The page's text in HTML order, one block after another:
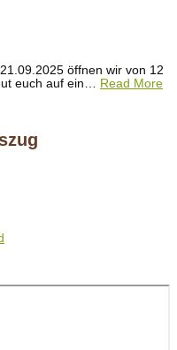
öffnen wir von 12
euch auf ein
Read More